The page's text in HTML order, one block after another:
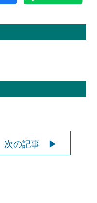
次の記事 ▶